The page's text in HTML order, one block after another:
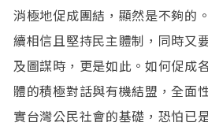
消極地促成團結，顯然是不夠的
續相信且堅持民主體制，同時又
及圖謀時，更是如此。如何促成
體的積極對話與有機結盟，全面
實台灣公民社會的基礎，恐怕已